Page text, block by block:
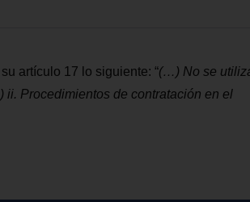
artículo 17 lo siguiente: “(… ) No se
) ii. Procedimientos de contratación en el